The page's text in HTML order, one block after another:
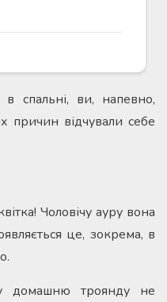
спальні, ви, напевно,
причин відчували себе
Чоловічу ауру вона
це, зокрема, в
домашню троянду не